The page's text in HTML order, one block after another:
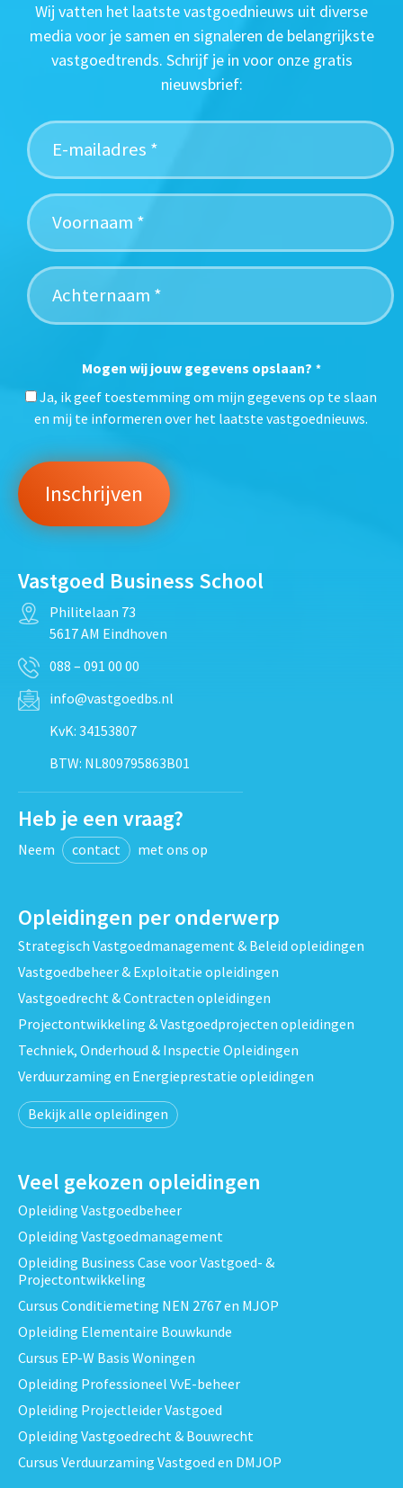
Wij vatten het laatste vastgoednieuws uit diverse
media voor je samen en signaleren de belangrijkste
vastgoedtrends. Schrijf je in voor onze gratis
nieuwsbrief:
Mogen wij jouw gegevens opslaan? *
Ja, ik geef toestemming om mijn gegevens op te slaan
en mij te informeren over het laatste vastgoednieuws.
Vastgoed Business School
Philitelaan 73
5617 AM Eindhoven
088 – 091 00 00
info@vastgoedbs.nl
KvK: 34153807
BTW: NL809795863B01
Heb je een vraag?
Neem contact met ons op
Opleidingen per onderwerp
Strategisch Vastgoedmanagement & Beleid opleidingen
Vastgoedbeheer & Exploitatie opleidingen
Vastgoedrecht & Contracten opleidingen
Projectontwikkeling & Vastgoedprojecten opleidingen
Techniek, Onderhoud & Inspectie Opleidingen
Verduurzaming en Energieprestatie opleidingen
Bekijk alle opleidingen
Veel gekozen opleidingen
Opleiding Vastgoedbeheer
Opleiding Vastgoedmanagement
Opleiding Business Case voor Vastgoed- &
Projectontwikkeling
Cursus Conditiemeting NEN 2767 en MJOP
Opleiding Elementaire Bouwkunde
Cursus EP-W Basis Woningen
Opleiding Professioneel VvE-beheer
Opleiding Projectleider Vastgoed
Opleiding Vastgoedrecht & Bouwrecht
Cursus Verduurzaming Vastgoed en DMJOP